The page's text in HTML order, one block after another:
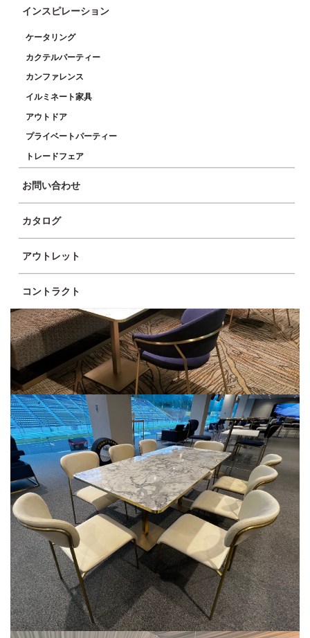
インスピレーション
ケータリング
カクテルパーティー
カンファレンス
イルミネート家具
アウトドア
プライベートパーティー
トレードフェア
お問い合わせ
カタログ
アウトレット
コントラクト